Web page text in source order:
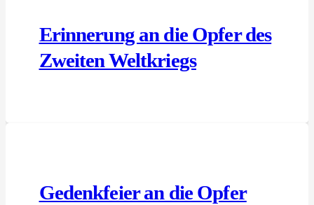
Erinnerung an die Opfer des
Zweiten Weltkriegs
Gedenkfeier an die Opfer